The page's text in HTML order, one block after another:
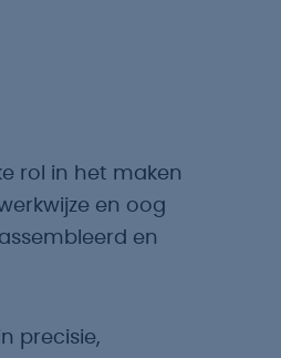
rol in het maken
en oog
en
precisie,